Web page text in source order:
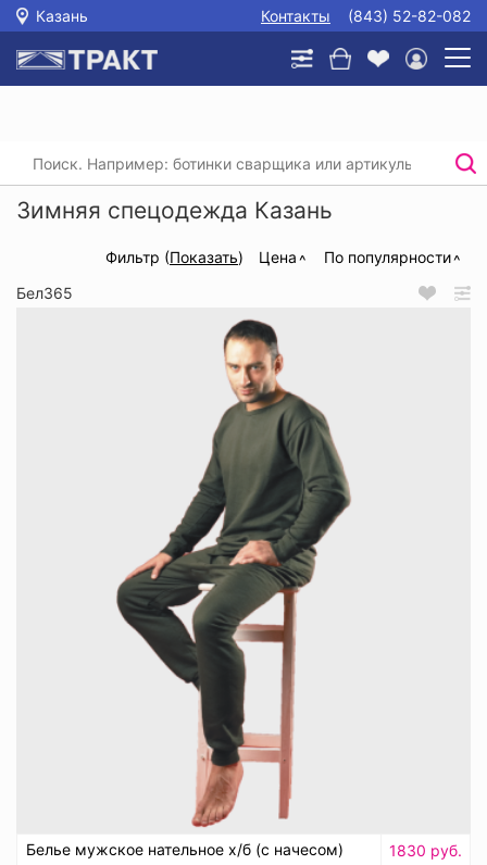
Казань Контакты (843) 52-82-082
Главная / / Зимняя спецодежда
Зимняя спецодежда Казань
Фильтр (Показать) Цена
По популярности
Бел365
Белье мужское нательное х/б (с начесом)
1830 руб.